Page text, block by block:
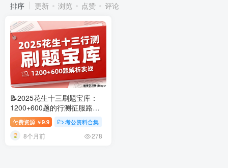
排序 更新 浏览 点赞 评论
📝2025花生十三刷题宝库：
1200+600题的行测征服路径
2025花生十三行测刷题资源指
南付费资源 ￥9.9 考公资料合集
8个月前 278